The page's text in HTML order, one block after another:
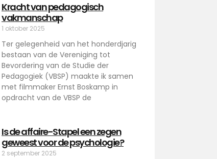
Kracht van pedagogisch
vakmanschap
1 oktober 2025
Ter gelegenheid van het honderdjarig
bestaan van de Vereniging tot
Bevordering van de Studie der
Pedagogiek (VBSP) maakte ik samen
met filmmaker Ernst Boskamp in
opdracht van de VBSP de
Is de affaire-Stapel een zegen
geweest voor de psychologie?
2 september 2025